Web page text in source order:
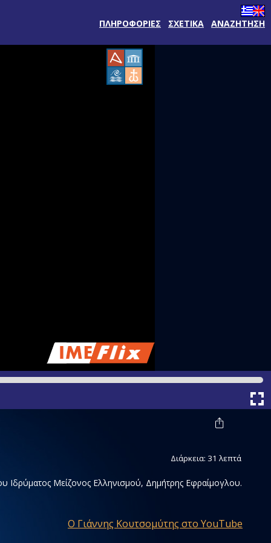
ΠΛΗΡΟΦΟΡΙΕΣ ΣΧΕΤΙΚΑ ΑΝΑΖΗΤΗΣΗ
Διάρκεια: 31 λεπτά
Μείζονος Ελληνισμού, Δημήτρης Εφραίμογλου.
Ο Γιάννης Κουτσομύτης στο YouTube